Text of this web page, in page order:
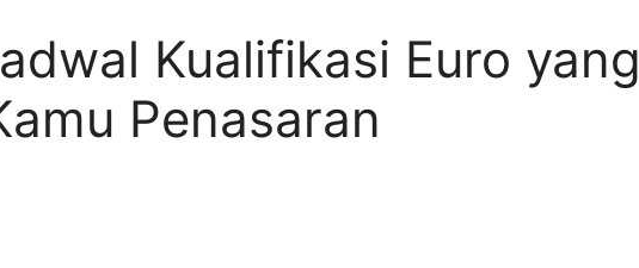
Kualifikasi Euro yang
Penasaran